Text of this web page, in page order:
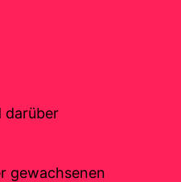
darüber
gewachsenen